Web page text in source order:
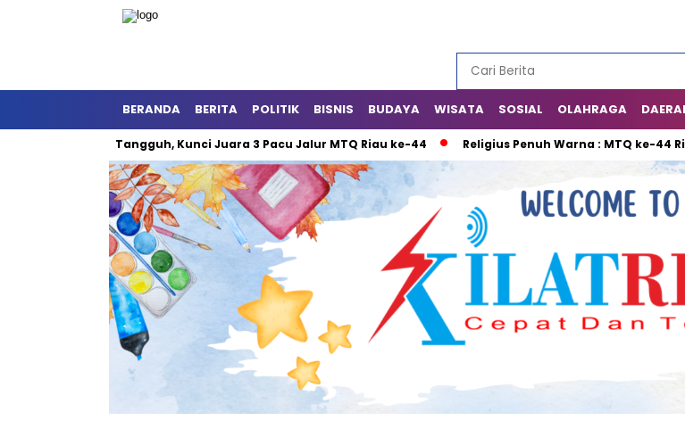
BERANDA BERITA POLITIK BISNIS BUDAYA WISATA SOSIAL OLAHRAGA
Jalur Tangguh, Kunci Juara 3 Pacu Jalur MTQ Riau ke-44 Religius Penuh Warna : MTQ ke-44 Riau